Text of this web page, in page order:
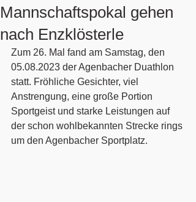
Mannschaftspokal gehen
nach Enzklösterle
Zum 26. Mal fand am Samstag, den
05.08.2023 der Agenbacher Duathlon
statt. Fröhliche Gesichter, viel
Anstrengung, eine große Portion
Sportgeist und starke Leistungen auf
der schon wohlbekannten Strecke rings
um den Agenbacher Sportplatz.